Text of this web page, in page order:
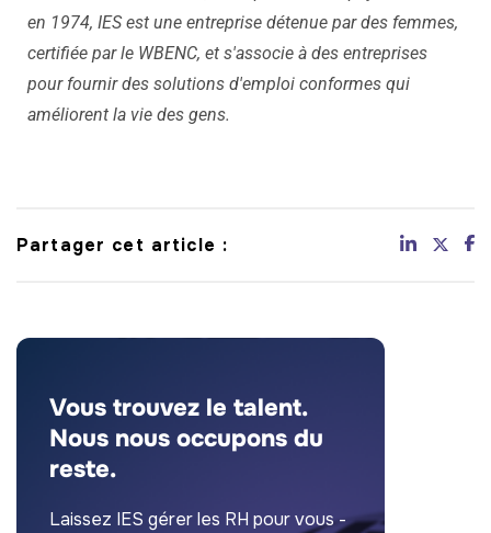
en 1974, IES est une entreprise détenue par des femmes,
certifiée par le WBENC, et s'associe à des entreprises
pour fournir des solutions d'emploi conformes qui
améliorent la vie des gens.
Partager cet article :
Vous trouvez le talent.
Nous nous occupons du
reste.
Laissez IES gérer les RH pour vous -